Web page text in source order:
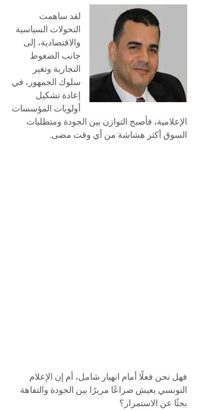
لقد ساهمت
التحولات السياسية
والاقتصادية، إلى
جانب الضغوط
التجارية وتغير
سلوك الجمهور، في
إعادة تشكيل
أولويات المؤسسات
الإعلامية، فأصبح التوازن بين الجودة ومتطلبات
السوق أكثر هشاشة من أي وقت مضى.
فهل نحن فعلًا أمام انهيار شامل، أم إن الإعلام
التونسي يعيش صراعًا مريرًا بين الجودة والتفاهة
بحثًا عن الاستمرار؟